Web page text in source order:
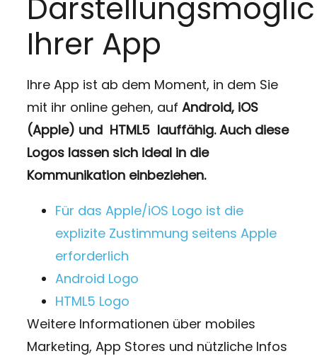
Ihrer App
Ihre App ist ab dem Moment, in dem Sie
mit ihr online gehen, auf Android, iOS
(Apple) und HTML5 lauffähig. Auch diese
Logos lassen sich ideal in die
Kommunikation einbeziehen.
Für das Apple/iOS Logo ist die
explizite Zustimmung seitens Apple
erforderlich
Android Logo
HTML5 Logo
Weitere Informationen über mobiles
Marketing, App Stores und nützliche Infos